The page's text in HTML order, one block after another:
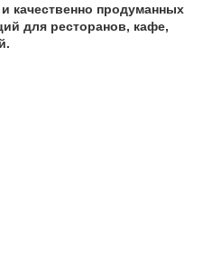
качественно продуманных
для ресторанов, кафе,